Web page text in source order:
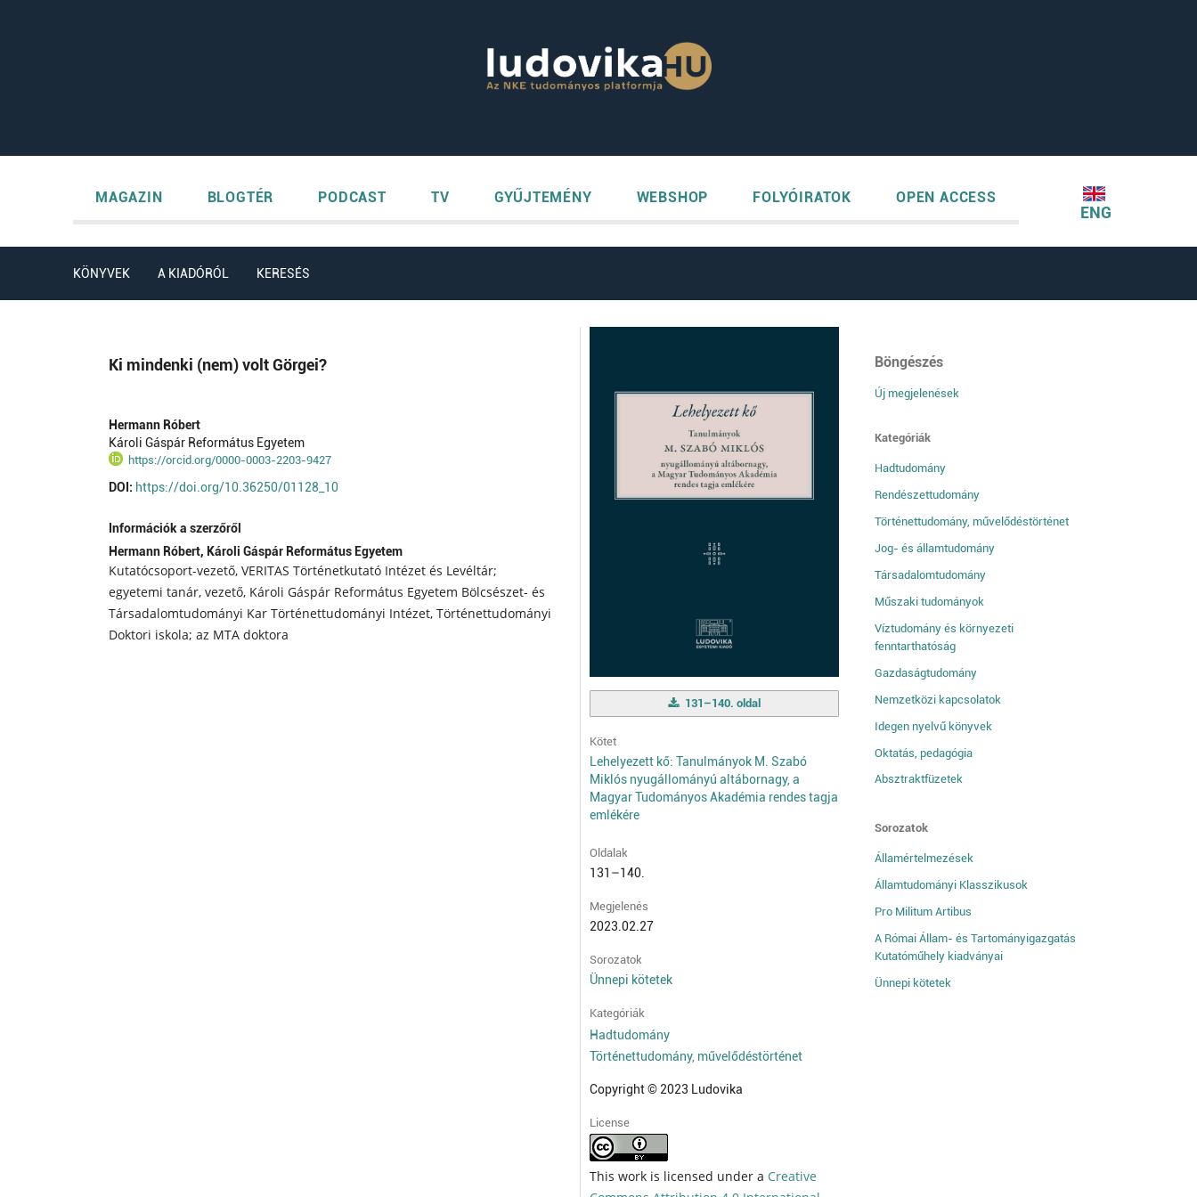
MAGAZIN BLOGTÉR PODCAST TV GYŰJTEMÉNY WEBSHOP FOLYÓIRATOK OPEN ACCESS
ENG
KÖNYVEK A KIADÓRÓL KERESÉS
Ki mindenki (nem) volt Görgei?
Hermann Róbert
Károli Gáspár Református Egyetem
https://orcid.org/0000-0003-2203-9427
DOI: https://doi.org/10.36250/01128_10
Információk a szerzőről
Hermann Róbert, Károli Gáspár Református Egyetem
Kutatócsoport-vezető, VERITAS Történetkutató Intézet és Levéltár;
egyetemi tanár, vezető, Károli Gáspár Református Egyetem Bölcsészet- és
Társadalomtudományi Kar Történettudományi Intézet, Történettudományi
Doktori iskola; az MTA doktora
131–140. oldal
Kötet
Lehelyezett kő: Tanulmányok M. Szabó
Miklós nyugállományú altábornagy, a
Magyar Tudományos Akadémia rendes tagja
emlékére
Oldalak
131–140.
Megjelenés
2023.02.27
Sorozatok
Ünnepi kötetek
Kategóriák
Hadtudomány
Történettudomány, művelődéstörténet
Copyright © 2023 Ludovika
License
This work is licensed under a Creative
Böngészés
Új megjelenések
Kategóriák
Hadtudomány
Rendészettudomány
Történettudomány, művelődéstörténet
Jog- és államtudomány
Társadalomtudomány
Műszaki tudományok
Víztudomány és környezeti
fenntarthatóság
Gazdaságtudomány
Nemzetközi kapcsolatok
Idegen nyelvű könyvek
Oktatás, pedagógia
Absztraktfüzetek
Sorozatok
Államértelmezések
Államtudományi Klasszikusok
Pro Militum Artibus
A Római Állam- és Tartományigazgatás
Kutatóműhely kiadványai
Ünnepi kötetek